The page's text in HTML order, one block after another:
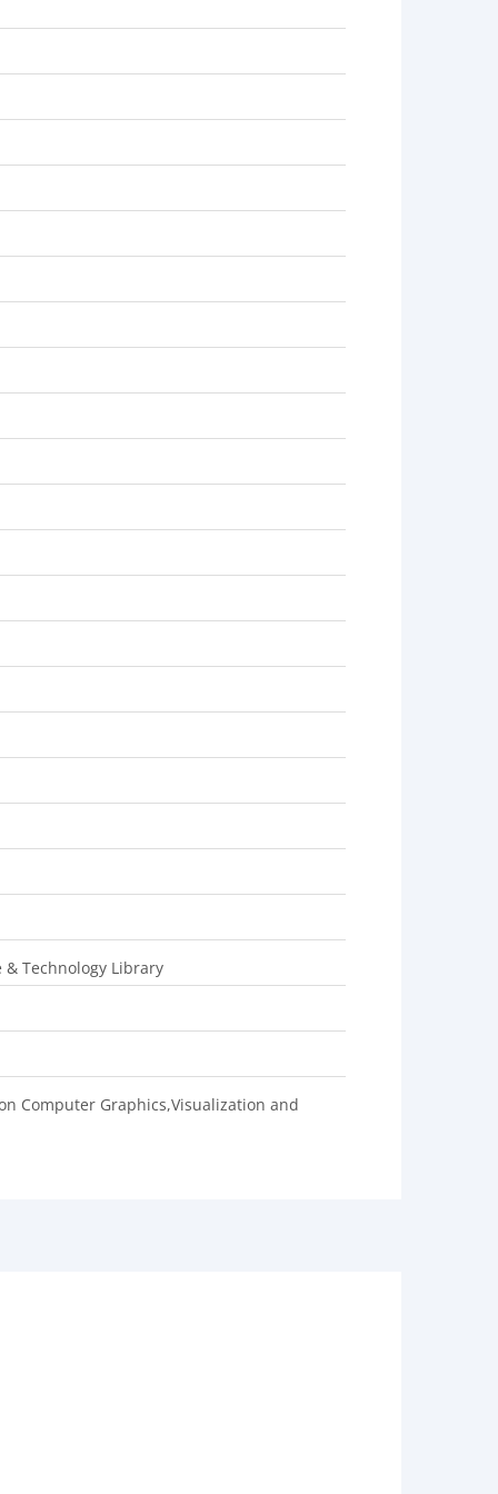
& Technology Library
Computer Graphics,Visualization and